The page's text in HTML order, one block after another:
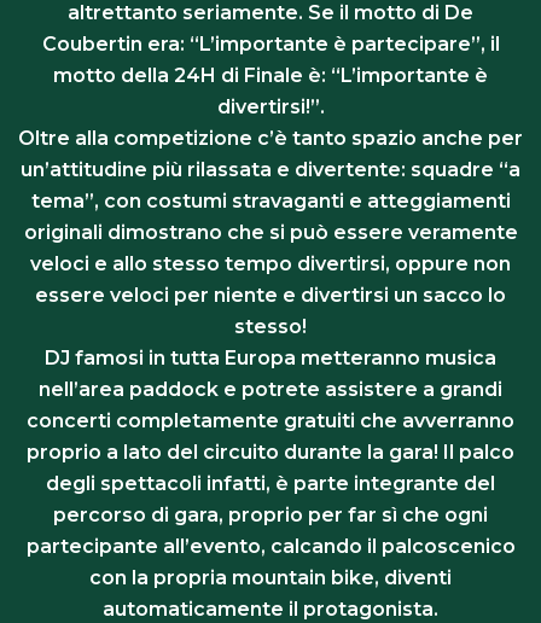
altrettanto seriamente. Se il motto di De
Coubertin era: “L’importante è partecipare”, il
motto della 24H di Finale è: “L’importante è
divertirsi!”.
Oltre alla competizione c’è tanto spazio anche per
un’attitudine più rilassata e divertente: squadre “a
tema”, con costumi stravaganti e atteggiamenti
originali dimostrano che si può essere veramente
veloci e allo stesso tempo divertirsi, oppure non
essere veloci per niente e divertirsi un sacco lo
stesso!
DJ famosi in tutta Europa metteranno musica
nell’area paddock e potrete assistere a grandi
concerti completamente gratuiti che avverranno
proprio a lato del circuito durante la gara! Il palco
degli spettacoli infatti, è parte integrante del
percorso di gara, proprio per far sì che ogni
partecipante all’evento, calcando il palcoscenico
con la propria mountain bike, diventi
automaticamente il protagonista.